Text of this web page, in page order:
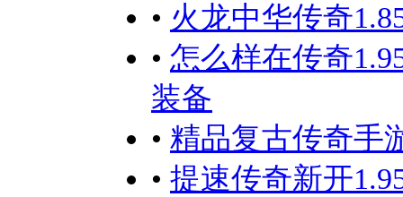
• 火龙中华传奇
• 怎么样在传奇
装备
• 精品复古传奇手
• 提速传奇新开